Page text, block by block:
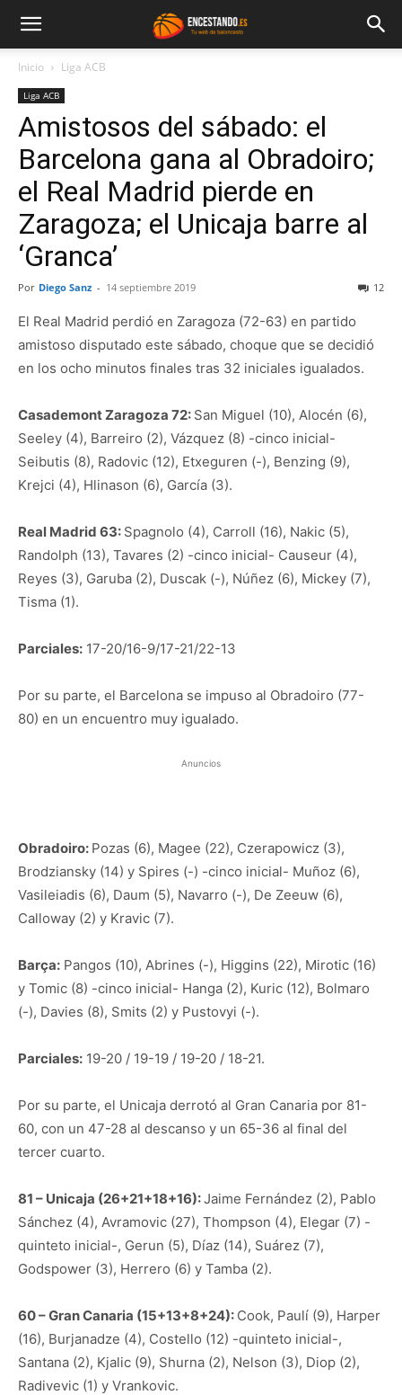
Inicio Liga ACB
Liga ACB
Amistosos del sábado: el
Barcelona gana al Obradoiro;
el Real Madrid pierde en
Zaragoza; el Unicaja barre al
‘Granca’
Por Diego Sanz - 14 septiembre 2019 12
El Real Madrid perdió en Zaragoza (72-63) en partido
amistoso disputado este sábado, choque que se decidió
en los ocho minutos finales tras 32 iniciales igualados.
Casademont Zaragoza 72: San Miguel (10), Alocén (6),
Seeley (4), Barreiro (2), Vázquez (8) -cinco inicial-
Seibutis (8), Radovic (12), Etxeguren (-), Benzing (9),
Krejci (4), Hlinason (6), García (3).
Real Madrid 63: Spagnolo (4), Carroll (16), Nakic (5),
Randolph (13), Tavares (2) -cinco inicial- Causeur (4),
Reyes (3), Garuba (2), Duscak (-), Núñez (6), Mickey (7),
Tisma (1).
Parciales: 17-20/16-9/17-21/22-13
Por su parte, el Barcelona se impuso al Obradoiro (77-
80) en un encuentro muy igualado.
Anuncios
Obradoiro: Pozas (6), Magee (22), Czerapowicz (3),
Brodziansky (14) y Spires (-) -cinco inicial- Muñoz (6),
Vasileiadis (6), Daum (5), Navarro (-), De Zeeuw (6),
Calloway (2) y Kravic (7).
Barça: Pangos (10), Abrines (-), Higgins (22), Mirotic (16)
y Tomic (8) -cinco inicial- Hanga (2), Kuric (12), Bolmaro
(-), Davies (8), Smits (2) y Pustovyi (-).
Parciales: 19-20 / 19-19 / 19-20 / 18-21.
Por su parte, el Unicaja derrotó al Gran Canaria por 81-
60, con un 47-28 al descanso y un 65-36 al final del
tercer cuarto.
81 – Unicaja (26+21+18+16):Jaime Fernández (2), Pablo
Sánchez (4), Avramovic (27), Thompson (4), Elegar (7) -
quinteto inicial-, Gerun (5), Díaz (14), Suárez (7),
Godspower (3), Herrero (6) y Tamba (2).
60 – Gran Canaria (15+13+8+24): Cook, Paulí (9), Harper
(16), Burjanadze (4), Costello (12) -quinteto inicial-,
Santana (2), Kjalic (9), Shurna (2), Nelson (3), Diop (2),
Radivevic (1) y Vrankovic.